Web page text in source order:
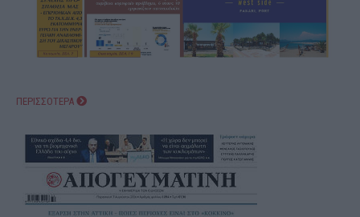
ΠΕΡΙΣΣΟΤΕΡΑ